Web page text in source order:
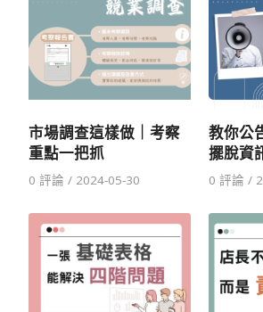
市場調查這樣做｜考察
重點一把抓
0 評論 / 2024-05-30
教你公
擺脫資
0 評論 /